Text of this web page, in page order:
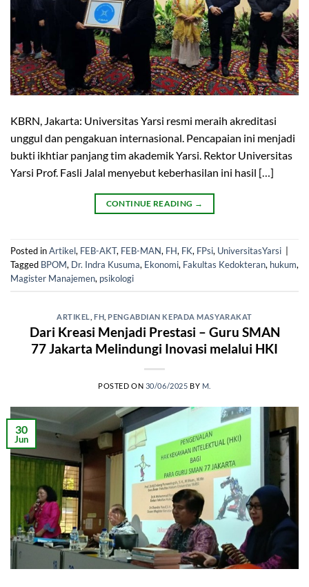
KBRN, Jakarta: Universitas Yarsi resmi meraih akreditasi
unggul dan pengakuan internasional. Pencapaian ini menjadi
bukti ikhtiar panjang tim akademik Yarsi. Rektor Universitas
Yarsi Prof. Fasli Jalal menyebut keberhasilan ini hasil […]
CONTINUE READING →
Posted inArtikel, FEB-AKT, FEB-MAN, FH, FK, FPsi, UniversitasYarsi
Tagged BPOM, Dr. Indra Kusuma, Ekonomi, Fakultas Kedokteran, hukum,
Magister Manajemen, psikologi
ARTIKEL ,FH PENGABDIAN KEPADA MASYARAKAT
Dari Kreasi Menjadi Prestasi – Guru SMAN
77 Jakarta Melindungi Inovasi melalui HKI
POSTED ON 30/06/2025 BY M.
30
Jun